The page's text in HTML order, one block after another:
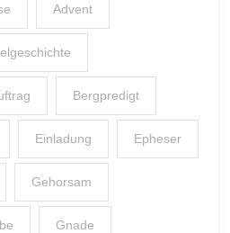
Advent
Bergpredigt
Einladung Epheser
Gehorsam
Gnade